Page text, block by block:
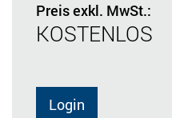
Preis exkl. MwSt.:
KOSTENLOS
Login